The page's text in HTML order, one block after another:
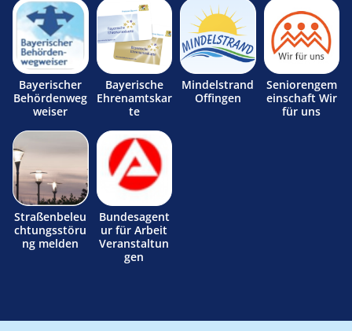
Bayerischer
Behördenweg
weiser
Bayerische
Ehrenamtskar
te
Mindelstrand
Offingen
Seniorengem
einschaft Wir
für uns
Straßenbeleu
chtungsstöru
ng melden
Bundesagent
ur für Arbeit
Veranstaltun
gen